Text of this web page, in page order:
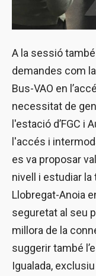
A la sessió
demandes com
Bus-VAO en
necessitat de
l'estació d’FGC i
l'accés i
es va proposar
nivell i estudiar
Llobregat-Anoia
seguretat al seu
millora de la
suggerir també
Igualada,